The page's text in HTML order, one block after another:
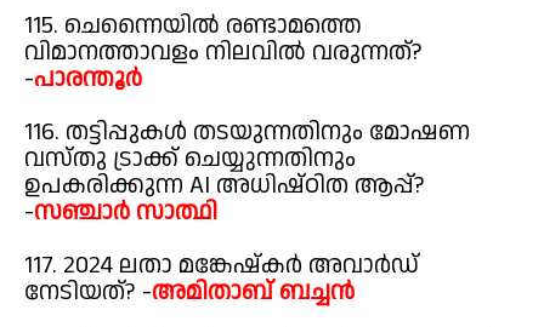
115. ചെന്നൈയിൽ രണ്ടാമത്തെ
വിമാനത്താവളം നിലവിൽ വരുന്നത്?
-പാരന്തൂർ
116. തട്ടിപ്പുകൾ തടയുന്നതിനും മോഷണ
വസ്തു ട്രാക്ക് ചെയ്യുന്നതിനും
ഉപകരിക്കുന്ന AI അധിഷ്ഠിത ആപ്പ്?
-സഞ്ചാർ സാത്ഥി
117. 2024 ലതാ മങ്കേഷ്കർ അവാർഡ്
നേടിയത്? -അമിതാബ് ബച്ചൻ